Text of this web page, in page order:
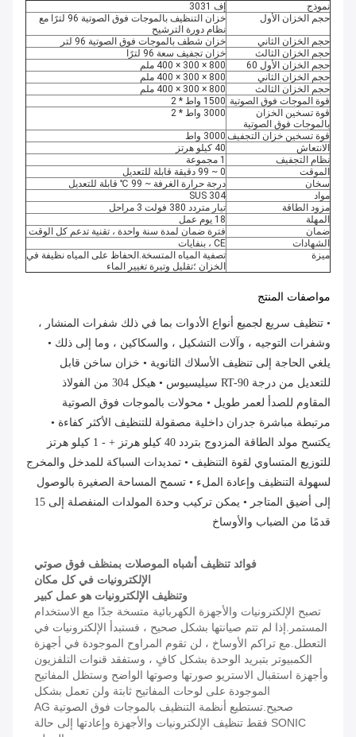
نموذج
إف 3031
حجم الخزان الأول
خزان التنظيف بالموجات فوق الصوتية 96 لترًا مع
نظام دورة الترشيح
حجم الخزان الثاني
خزان شطف بالموجات فوق الصوتية 96 لتر
حجم الخزان الثالث
خزان تجفيف سعة 96 لترًا
حجم الخزان الأول 60
800 × 300 × 400 ملم
حجم الخزان الثاني
800 × 300 × 400 ملم
حجم الخزان الثالث
800 × 300 × 400 ملم
قوة الموجات فوق الصوتية 1500 واط * 2
قوة تسخين الخزان
بالموجات فوق الصوتية
3000 واط * 2
قوة تسخين خزان التجفيف 3000 واط
الانتعاش
40 كيلو هرتز
نظام التجفيف
1 مجموعة
الموقت
0 ~ 99 دقيقة قابلة للتعديل
سخان
درجة حرارة الغرفة ~ 99 ℃ قابلة للتعديل
مواد
SUS 304
مزود الطاقة
تيار متردد 380 فولت 3 مراحل
المهلة
18 يوم عمل
ضمان
فترة ضمان لمدة سنة واحدة ، تقنية تدعم كل الوقت
الشهادات
CE ، بنفايات
ميزة
تصفية المياه المتسخة.الحفاظ على المياه نظيفة في
الخزان ؛تقليل وتيرة تغيير الماء
مواصفات المنتج
قدمًا من الضباب والأوساخ
فوائد تنظيف أشباه الموصلات بمنظف فوق صوتي
الإلكترونيات في كل مكان
وتنظيف الإلكترونيات هو عمل كبير
تصبح الإلكترونيات والأجهزة الكهربائية متسخة جدًا مع الاستخدام
المستمر.إذا لم تتم صيانتها بشكل صحيح ، فستبدأ الإلكترونيات في
التعطل.مع تراكم الأوساخ ، لن تقوم المراوح الموجودة في أجهزة
الكمبيوتر بتبريد الوحدة بشكل كافٍ ، وستفقد قنوات التلفزيون
وأجهزة استقبال الاستريو صورتها وصوتها الواضح وستظل المفاتيح
الموجودة على لوحات المفاتيح ثابتة ولن تعمل بشكل
صحيح.تستطيع أنظمة التنظيف بالموجات فوق الصوتية AG
SONIC فقط تنظيف الإلكترونيات والأجهزة وإعادتها إلى حالة